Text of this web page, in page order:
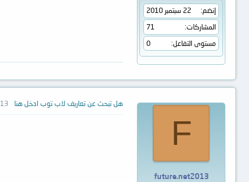
إنضم
22 سبتمبر 2010
المشاركات
71
مستوى التفاعل
0
F
future.net2013
هل تبحث عن تعاريف لاب توب ادخل هنا 13 أبريل 2014